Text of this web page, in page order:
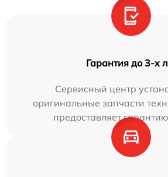
Гарантия до 3-х
Сервисный центр
оригинальные запчасти
предоставляет